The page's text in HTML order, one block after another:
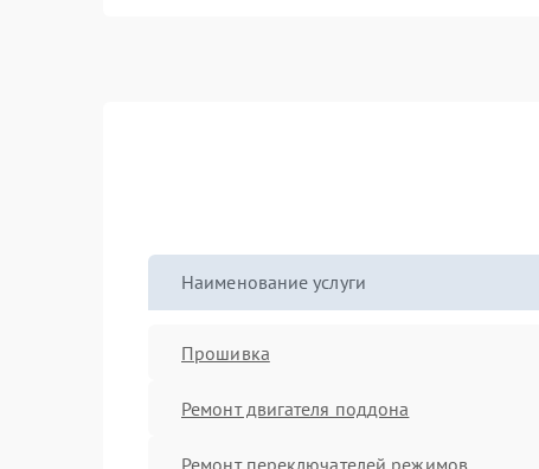
Наименование услуги
Прошивка
Ремонт двигателя поддона
Ремонт переключателей режимов